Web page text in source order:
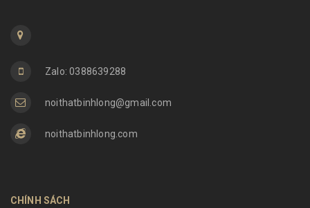
Zalo: 0388639288
noithatbinhlong@gmail.com
noithatbinhlong.com
CHÍNH SÁCH